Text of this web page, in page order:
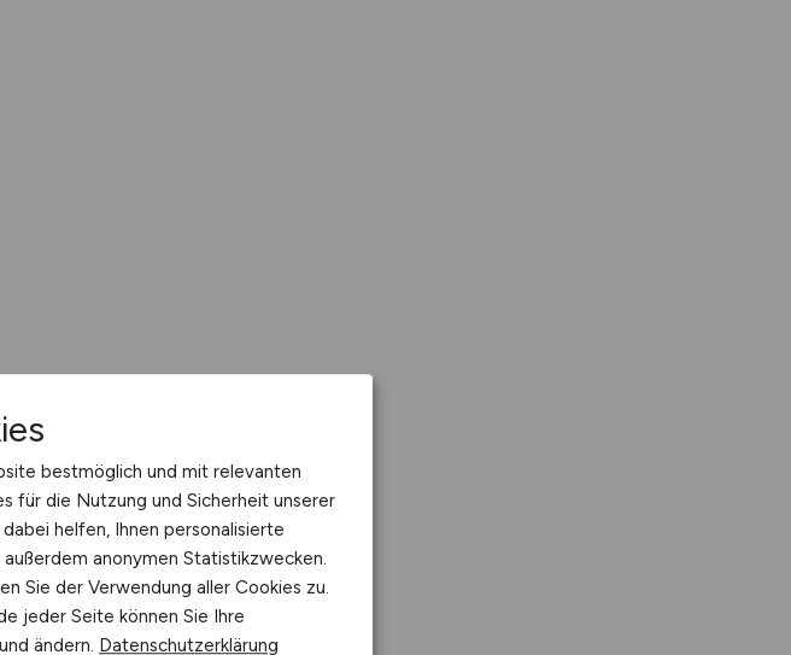
bestmöglich und mit relevanten
für die Nutzung und Sicherheit unserer
helfen, Ihnen personalisierte
anonymen Statistikzwecken.
Sie der Verwendung aller Cookies zu.
jeder Seite können Sie Ihre
ändern. Datenschutzerklärung